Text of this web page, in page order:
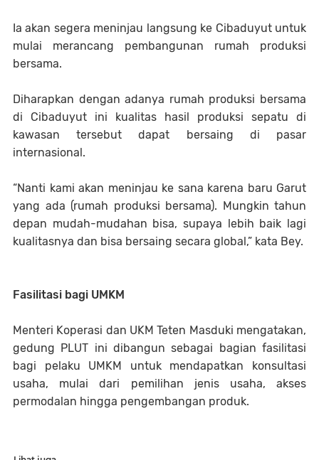
Ia akan segera meninjau langsung ke Cibaduyut untuk
mulai merancang pembangunan rumah produksi
bersama.
Diharapkan dengan adanya rumah produksi bersama
di Cibaduyut ini kualitas hasil produksi sepatu di
kawasan tersebut dapat bersaing di pasar
internasional.
“Nanti kami akan meninjau ke sana karena baru Garut
yang ada (rumah produksi bersama). Mungkin tahun
depan mudah-mudahan bisa, supaya lebih baik lagi
kualitasnya dan bisa bersaing secara global,” kata Bey.
Fasilitasi bagi UMKM
Menteri Koperasi dan UKM Teten Masduki mengatakan,
gedung PLUT ini dibangun sebagai bagian fasilitasi
bagi pelaku UMKM untuk mendapatkan konsultasi
usaha, mulai dari pemilihan jenis usaha, akses
permodalan hingga pengembangan produk.